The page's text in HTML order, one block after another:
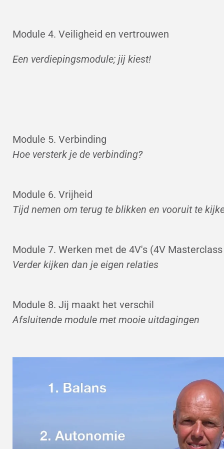
Module 4. Veiligheid en vertrouwen
Een verdiepingsmodule; jij kiest!
Module 5. Verbinding
Hoe versterk je de verbinding?
Module 6. Vrijheid
Tijd nemen om terug te blikken en vooruit te
Module 7. Werken met de 4V's (4V
Verder kijken dan je eigen relaties
Module 8. Jij maakt het verschil
Afsluitende module met mooie uitdagingen